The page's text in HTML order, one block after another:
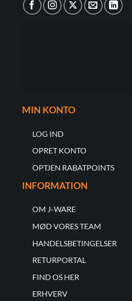
MIN KONTO
LOG IND
OPRET KONTO
OPTJEN RABATPOINTS
INFORMATION
OM J-WARE
MØD VORES TEAM
HANDELSBETINGELSER
RETURPORTAL
FIND OS HER
ERHVERV